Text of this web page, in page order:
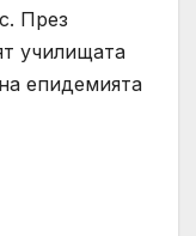
През
училищата
епидемията